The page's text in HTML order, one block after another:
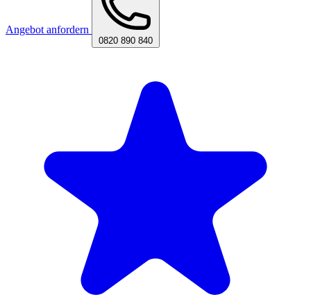
Angebot anfordern
0820 890 840